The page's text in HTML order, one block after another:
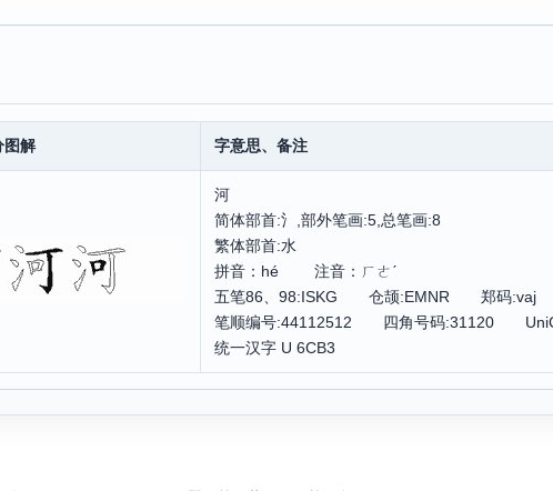
图解 字意思、备注
河
简体部首:氵,部外笔画:5,总笔画:8
繁体部首:水
拼音：hé 注音：ㄏㄜˊ
五笔86、98:ISKG 仓颉:EMNR 郑码:vaj
笔顺编号:44112512 四角号码:31120
统一汉字 U 6CB3